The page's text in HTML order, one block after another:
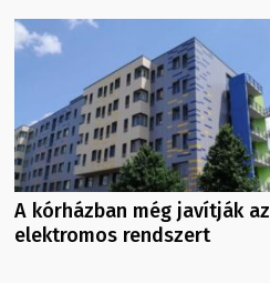
A kórházban még javítják az
elektromos rendszert